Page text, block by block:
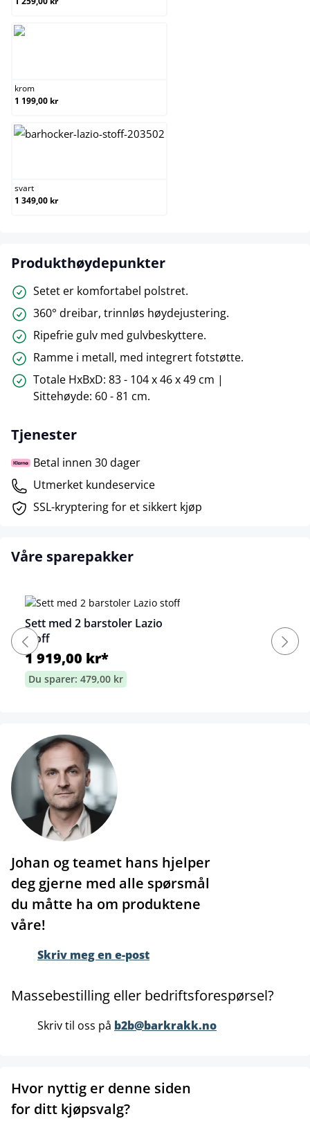
krom
1 199,00 kr
svart
1 349,00 kr
Produkthøydepunkter
Setet er komfortabel polstret.
360° dreibar, trinnløs høydejustering.
Ripefrie gulv med gulvbeskyttere.
Ramme i metall, med integrert fotstøtte.
Totale HxBxD: 83 - 104 x 46 x 49 cm |
Sittehøyde: 60 - 81 cm.
Tjenester
Betal innen 30 dager
Utmerket kundeservice
SSL-kryptering for et sikkert kjøp
Våre sparepakker
Sett med 2 barstoler Lazio
stoff
1 919,00 kr*
Du sparer: 479,00 kr
Johan og teamet hans hjelper
deg gjerne med alle spørsmål
du måtte ha om produktene
våre!
Skriv meg en e-post
Massebestilling eller bedriftsforespørsel?
Skriv til oss på b2b@barkrakk.no
Hvor nyttig er denne siden
for ditt kjøpsvalg?